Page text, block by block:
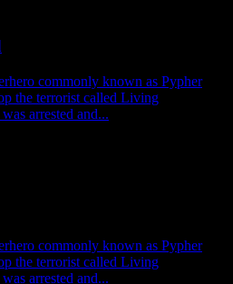
commonly known as Pypher
the terrorist called Living
arrested and...
commonly known as Pypher
the terrorist called Living
arrested and...